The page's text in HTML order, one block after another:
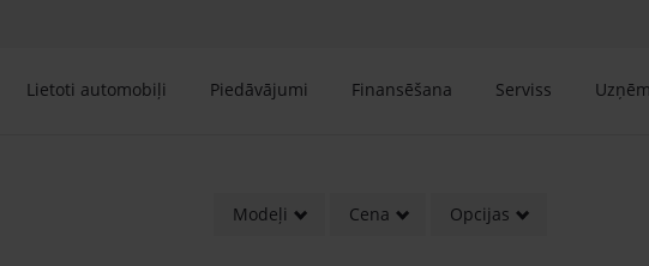
Lietoti automobiļi Piedāvājumi Finansēšana Serviss
Modeļi Cena Opcijas